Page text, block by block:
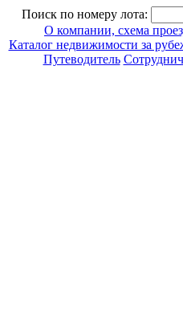
Поиск по номеру лота:
О компании, схема
Каталог недвижимости за
Путеводитель